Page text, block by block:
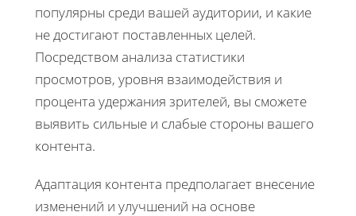
популярны среди вашей аудитории, и какие
не достигают поставленных целей.
Посредством анализа статистики
просмотров, уровня взаимодействия и
процента удержания зрителей, вы сможете
выявить сильные и слабые стороны вашего
контента.
Адаптация контента предполагает внесение
изменений и улучшений на основе